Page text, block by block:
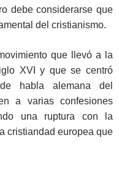
debe considerarse que
del cristianismo.
que llevó a la
XVI y que se centró
habla alemana del
a varias confesiones
una ruptura con la
cristiandad europea que